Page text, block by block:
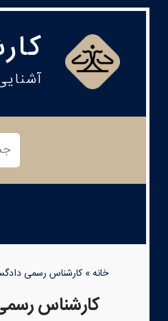
خانه» کارشناس رسمی
کارشناس